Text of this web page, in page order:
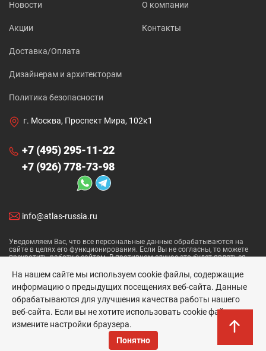
Новости
Акции
О компании
Контакты
Доставка/Оплата
Дизайнерам и архитекторам
Политика безопасности
г. Москва, Проспект Мира, 102к1
+7 (495) 295-11-22
+7 (926) 778-73-98
info@atlas-russia.ru
Уведомляем Вас, что все персональные данные обрабатываются на
сайте в целях его функционирования. Если Вы не согласны, то можете
прекратить работу с сайтом. В противном случае это будет являться
Политика ПД
Atlas Concorde © 2026
На нашем сайте мы используем cookie файлы, содержащие
информацию о предыдущих посещениях веб-сайта. Данные
обрабатываются для улучшения качества работы нашего
веб-сайта. Если вы не хотите использовать cookie файлы,
измените настройки браузера.
Понятно